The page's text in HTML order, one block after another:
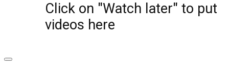
Click on "Watch later" to put
videos here